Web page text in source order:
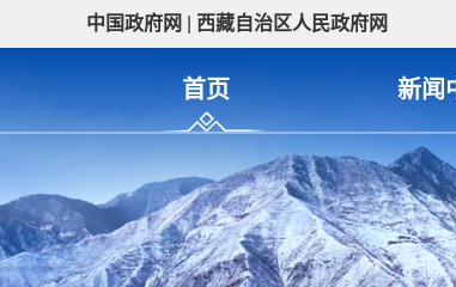
中国政府网 西藏自治区人民政府网
首页 新闻